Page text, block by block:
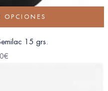
OPCIONES
15 grs.
€